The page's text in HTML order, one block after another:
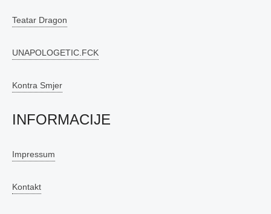
Teatar Dragon
UNAPOLOGETIC.FCK
Kontra Smjer
INFORMACIJE
Impressum
Kontakt